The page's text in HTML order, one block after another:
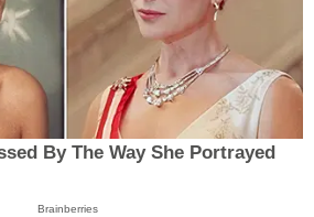
By The Way She Portrayed
Brainberries